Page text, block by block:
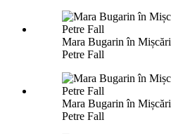
Mara Bugarin în
Petre Fall
Mara Bugarin în
Petre Fall